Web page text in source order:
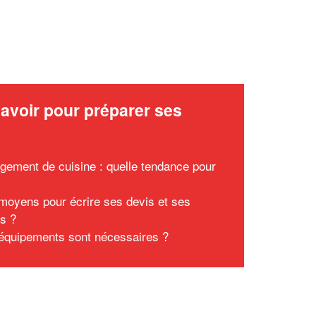
pour préparer ses
de cuisine : quelle tendance pour
pour écrire ses devis et ses
?
sont nécessaires ?